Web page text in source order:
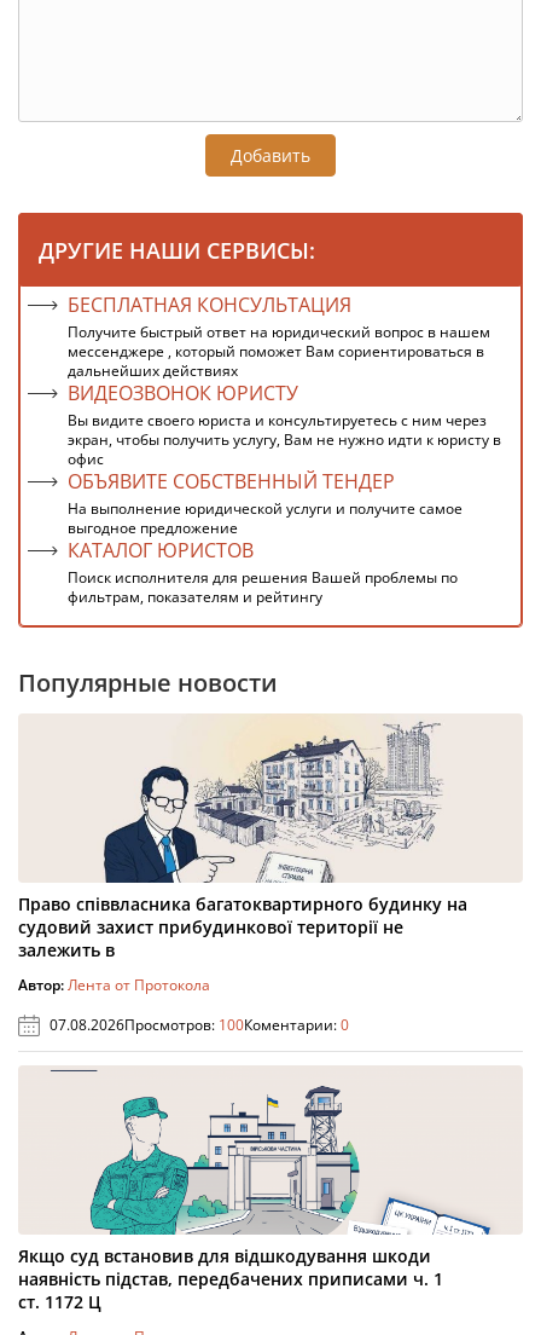
Добавить
ДРУГИЕ НАШИ СЕРВИСЫ:
БЕСПЛАТНАЯ КОНСУЛЬТАЦИЯ
Получите быстрый ответ на юридический вопрос в нашем
мессенджере , который поможет Вам сориентироваться в
дальнейших действиях
ВИДЕОЗВОНОК ЮРИСТУ
Вы видите своего юриста и консультируетесь с ним через
экран, чтобы получить услугу, Вам не нужно идти к юристу в
офис
ОБЪЯВИТЕ СОБСТВЕННЫЙ ТЕНДЕР
На выполнение юридической услуги и получите самое
выгодное предложение
КАТАЛОГ ЮРИСТОВ
Поиск исполнителя для решения Вашей проблемы по
фильтрам, показателям и рейтингу
Популярные новости
Право співвласника багатоквартирного будинку на
судовий захист прибудинкової території не
залежить в
Автор:Лента от Протокола
07.08.2026Просмотров: 100Коментарии:0
Якщо суд встановив для відшкодування шкоди
наявність підстав, передбачених приписами ч. 1
ст. 1172 Ц